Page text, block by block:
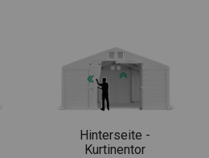
Hinterseite -
Kurtinentor